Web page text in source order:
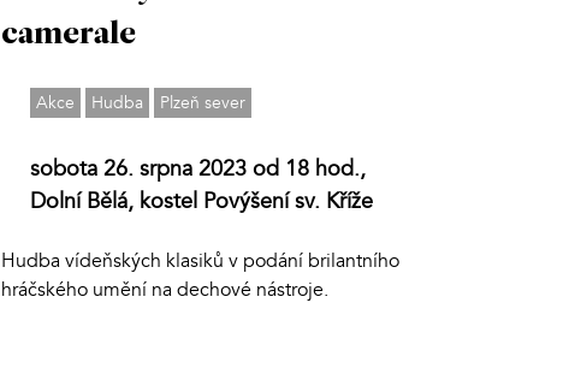
camerale
Akce Hudba Plzeň sever
sobota 26. srpna 2023 od 18 hod.,
Dolní Bělá, kostel Povýšení sv. Kříže
Hudba vídeňských klasiků v podání brilantního
hráčského umění na dechové nástroje.